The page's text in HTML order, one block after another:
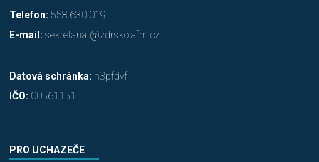
Telefon: 558 630 019
E-mail: sekretariat@zdrskolafm.cz
Datová schránka: h3pfdvf
IČO: 00561151
PRO UCHAZEČE